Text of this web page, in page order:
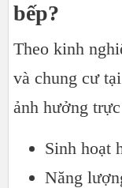
bếp?
Theo kinh
và chung cư
ảnh hưởng
Sinh hoạt
Năng